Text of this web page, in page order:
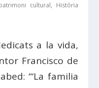
cultural, Història
a la vida,
Francisco de
“‘La familia